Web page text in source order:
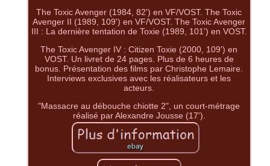
The Toxic Avenger (1984, 82') en VF/VOST. The Toxic
Avenger II (1989, 109') en VF/VOST. The Toxic Avenger
III : La dernière tentation de Toxie (1989, 101') en VOST.
The Toxic Avenger IV : Citizen Toxie (2000, 109') en
VOST. Un livret de 24 pages. Plus de 6 heures de
bonus. Présentation des films par Christophe Lemaire.
Interviews exclusives avec les réalisateurs et les
acteurs.
"Massacre au débouche chiotte 2", un court-métrage
réalisé par Alexandre Jousse (17').